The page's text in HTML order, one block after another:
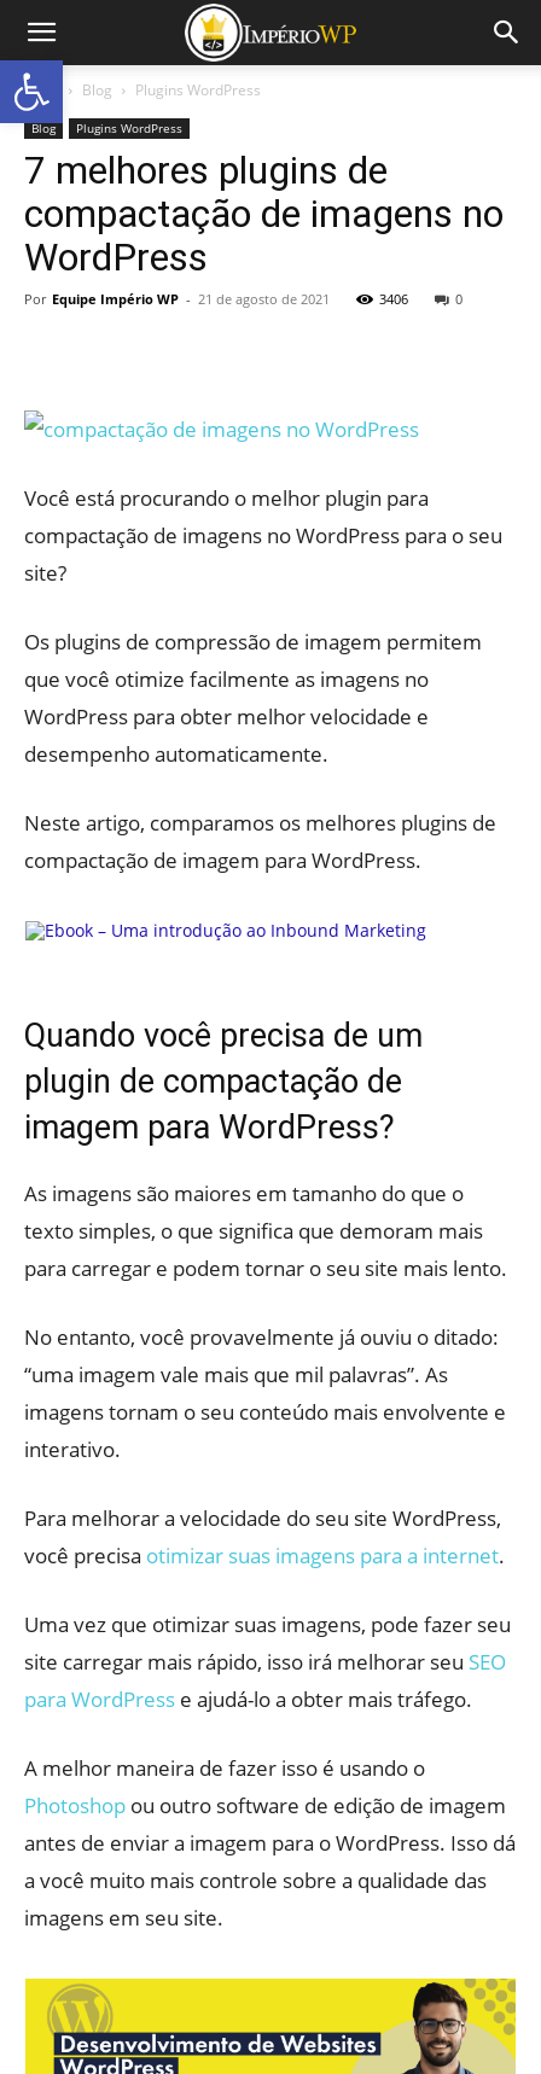
Início Blog Plugins WordPress
Blog Plugins WordPress
7 melhores plugins de
compactação de imagens no
WordPress
Por Equipe Império WP - 21 de agosto de 2021 3406 0
Você está procurando o melhor plugin para
compactação de imagens no WordPress para o seu
site?
Os plugins de compressão de imagem permitem
que você otimize facilmente as imagens no
WordPress para obter melhor velocidade e
desempenho automaticamente.
Neste artigo, comparamos os melhores plugins de
compactação de imagem para WordPress.
Quando você precisa de um
plugin de compactação de
imagem para WordPress?
As imagens são maiores em tamanho do que o
texto simples, o que significa que demoram mais
para carregar e podem tornar o seu site mais lento.
No entanto, você provavelmente já ouviu o ditado:
“uma imagem vale mais que mil palavras”. As
imagens tornam o seu conteúdo mais envolvente e
interativo.
Para melhorar a velocidade do seu site WordPress,
você precisa otimizar suas imagens para a internet.
Uma vez que otimizar suas imagens, pode fazer seu
site carregar mais rápido, isso irá melhorar seu SEO
para WordPress e ajudá-lo a obter mais tráfego.
A melhor maneira de fazer isso é usando o
Photoshop ou outro software de edição de imagem
antes de enviar a imagem para o WordPress. Isso dá
a você muito mais controle sobre a qualidade das
imagens em seu site.
Abrir a barra de ferramentas